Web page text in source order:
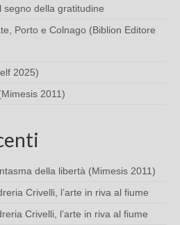
segno della gratitudine
Porto e Colnago (Biblion Editore
2025)
2011)
della libertà (Mimesis 2011)
Crivelli, l’arte in riva al fiume
Crivelli, l’arte in riva al fiume